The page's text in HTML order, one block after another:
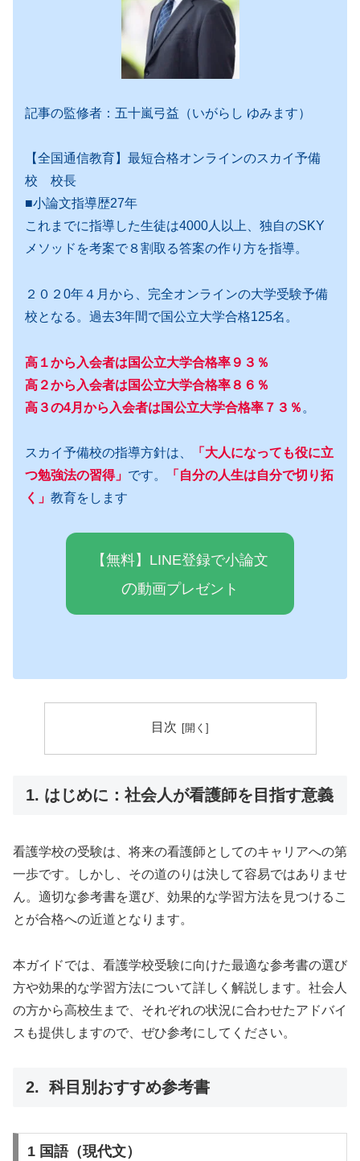
記事の監修者：五十嵐弓益（いがらし ゆみます）
【全国通信教育】最短合格オンラインのスカイ予備
校 校長
■小論文指導歴27年
これまでに指導した生徒は4000人以上、独自のSKY
メソッドを考案で８割取る答案の作り方を指導。
２０２0年４月から、完全オンラインの大学受験予備
校となる。過去3年間で国公立大学合格125名。
高１から入会者は国公立大学合格率９３％
高２から入会者は国公立大学合格率８６％
高３の4月から入会者は国公立大学合格率７３％ 。
スカイ予備校の指導方針は、
「大人になっても役に立
つ勉強法の習得」 です。
「自分の人生は自分で切り拓
く」 教育をします
【無料】LINE登録で小論文
の動画プレゼン ト
目次
1. はじめに：社会人が看護師を目指す意義
看護学校の受験は、将来の看護師としてのキャリアへの第
一歩です。しかし、その道のりは決して容易ではありませ
ん。適切な参考書を選び、効果的な学習方法を見つけるこ
とが合格への近道となります。
本ガイドでは、看護学校受験に向けた最適な参考書の選び
方や効果的な学習方法について詳しく解説します。社会人
の方から高校生まで、それぞれの状況に合わせたアドバイ
スも提供しますので、ぜひ参考にしてください。
2. 科目別おすすめ参考書
1 国語（現代文）